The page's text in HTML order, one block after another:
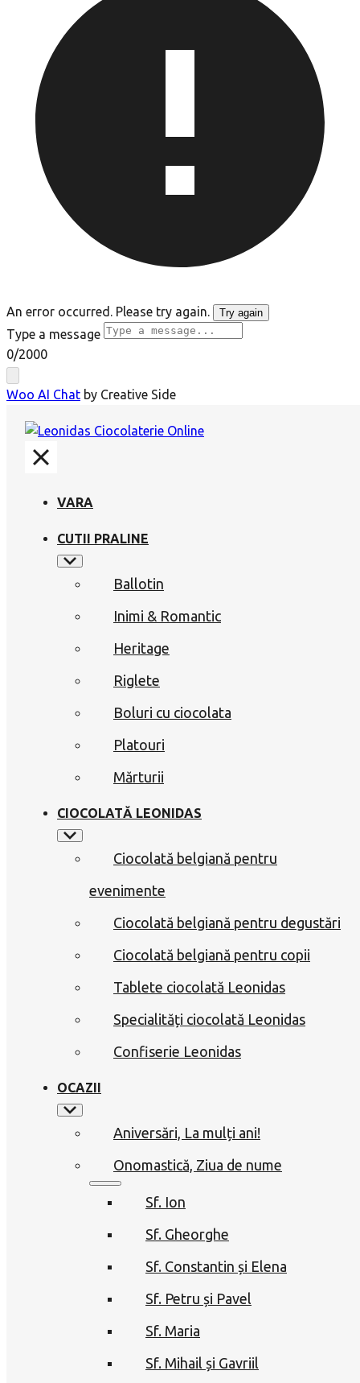
An error occurred. Please try again. Try again
Type a message
0/2000
Woo AI Chat by Creative Side
VARA
CUTII PRALINE
Ballotin
Inimi & Romantic
Heritage
Riglete
Boluri cu ciocolata
Platouri
Mărturii
CIOCOLATĂ LEONIDAS
Ciocolată belgiană pentru
evenimente
Ciocolată belgiană pentru degustări
Ciocolată belgiană pentru copii
Tablete ciocolată Leonidas
Specialități ciocolată Leonidas
Confiserie Leonidas
OCAZII
Aniversări, La mulți ani!
Onomastică, Ziua de nume
Sf. Ion
Sf. Gheorghe
Sf. Constantin și Elena
Sf. Petru și Pavel
Sf. Maria
Sf. Mihail și Gavriil